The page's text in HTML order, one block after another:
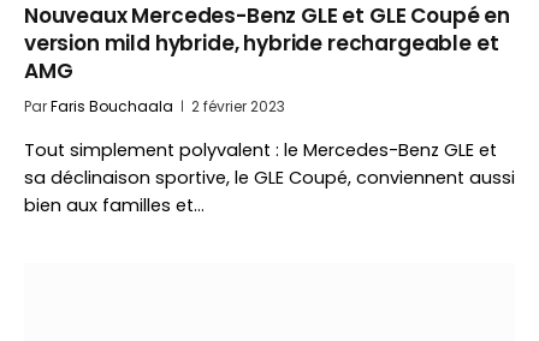
Nouveaux Mercedes-Benz GLE et GLE Coupé en
version mild hybride, hybride rechargeable et
AMG
ParFaris Bouchaala 2 février 2023
Tout simplement polyvalent : le Mercedes-Benz GLE et
sa déclinaison sportive, le GLE Coupé, conviennent aussi
bien aux familles et…